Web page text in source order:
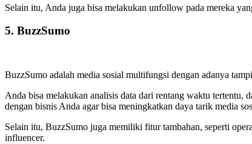
Selain itu, Anda juga bisa melakukan unfollow pada mereka
5. BuzzSumo
BuzzSumo adalah media sosial multifungsi dengan adanya
Anda bisa melakukan analisis data dari rentang waktu tertentu,
dengan bisnis Anda agar bisa meningkatkan daya tarik media
Selain itu, BuzzSumo juga memiliki fitur tambahan, seperti
influencer.